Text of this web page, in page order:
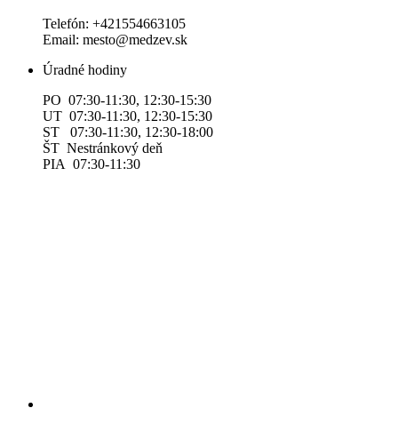
Telefón: +421554663105
Email: mesto@medzev.sk
Úradné hodiny
PO 07:30-11:30, 12:30-15:30
UT 07:30-11:30, 12:30-15:30
ST 07:30-11:30, 12:30-18:00
ŠT Nestránkový deň
PIA 07:30-11:30